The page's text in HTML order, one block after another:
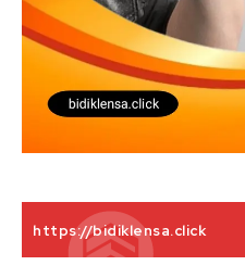
https://bidiklensa.click